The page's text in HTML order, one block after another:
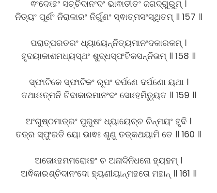
ଵଂଦେଽହଂ ସଚ୍ଚିଦାନଂଦଂ ଭାଵାତୀତଂ ଜଗଦ୍ଗୁରୁମ୍ ।
ନିତ୍ୟଂ ପୂର୍ଣଂ ନିରାକାରଂ ନିର୍ଗୁଣଂ ସ୍ଵାତ୍ମସଂସ୍ଥିତମ୍ ॥ 157 ॥
ପରାତ୍ପରତରଂ ଧ୍ୟାୟେନ୍ନିତ୍ୟମାନଂଦକାରକମ୍ ।
ହୃଦୟାକାଶମଧ୍ୟସ୍ଥଂ ଶୁଦ୍ଧସ୍ଫଟିକସନ୍ନିଭମ୍ ॥ 158 ॥
ସ୍ଫାଟିକେ ସ୍ଫାଟିକଂ ରୂପଂ ଦର୍ପଣେ ଦର୍ପଣୋ ୟଥା ।
ତଥାଽଽତ୍ମନି ଚିଦାକାରମାନଂଦଂ ସୋଽହମିତ୍ୟୁତ ॥ 159 ॥
ଅଂଗୁଷ୍ଠମାତ୍ରଂ ପୁରୁଷଂ ଧ୍ୟାୟେଚ୍ଚ ଚିନ୍ମୟଂ ହୃଦି ।
ତତ୍ର ସ୍ଫୁରତି ୟୋ ଭାଵଃ ଶୃଣୁ ତତ୍କଥୟାମି ତେ ॥ 160 ॥
ଅଜୋଽହମମରୋଽହଂ ଚ ଅନାଦିନିଧନୋ ହ୍ୟହମ୍ ।
ଅଵିକାରଶ୍ଚିଦାନଂଦୋ ହ୍ୟଣୀୟାନ୍ମହତୋ ମହାନ୍ ॥ 161 ॥